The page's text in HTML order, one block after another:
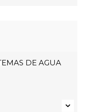
DE AGUA